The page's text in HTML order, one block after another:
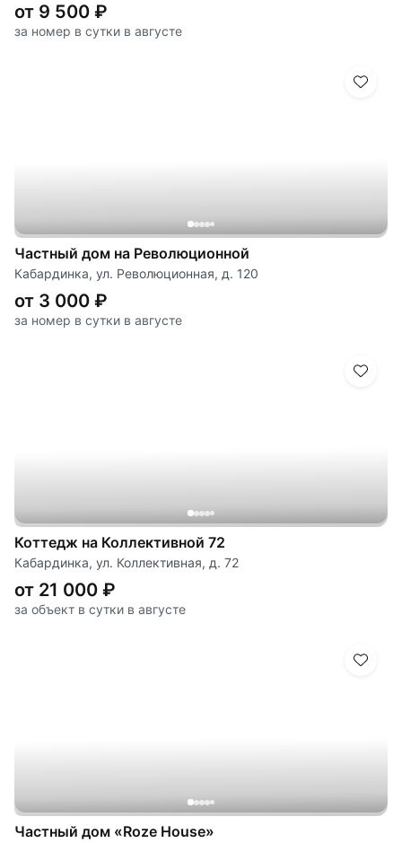
от 9 500 ₽
за номер в сутки в августе
Частный дом на Революционной
Кабардинка, ул. Революционная, д. 120
от 3 000 ₽
за номер в сутки в августе
Коттедж на Коллективной 72
Кабардинка, ул. Коллективная, д. 72
от 21 000 ₽
за объект в сутки в августе
Частный дом «Roze House»